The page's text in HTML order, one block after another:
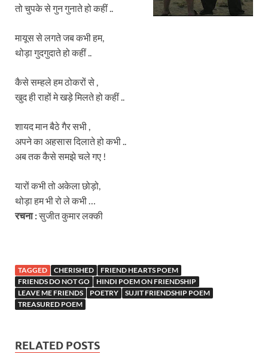
तो चुपके से गुन गुनाते हो कहीं ..
मायूस से लगते जब कभी हम,
थोड़ा गुदगुदाते हो कहीं ..
कैसे सम्हले हम ठोकरों से ,
खुद ही राहों मे खड़े मिलते हो कहीं ..
शायद मान बैठे गैर सभी ,
अपने का अहसास दिलाते हो कभी ..
अब तक कैसे समझे चले गए !
यारों कभी तो अकेला छोड़ो,
थोड़ा हम भी रो ले कभी …
रचना:सुजीत कुमार लक्की
TAGGED CHERISHED
FRIEND HEARTS POEM
FRIENDS DO NOT GO
HINDI POEM ON FRIENDSHIP
LEAVE ME FRIENDS
POETRY
SUJIT FRIENDSHIP POEM
TREASURED POEM
RELATED POSTS